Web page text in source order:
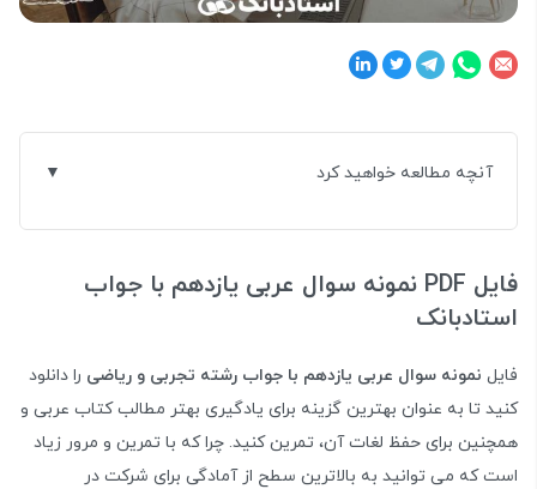
آنچه مطالعه خواهید کرد
فایل PDF نمونه سوال عربی یازدهم با جواب
استادبانک
فایل نمونه سوال عربی یازدهم با جواب رشته تجربی و ریاضی را دانلود
کنید تا به عنوان بهترین گزینه برای یادگیری بهتر مطالب کتاب عربی و
همچنین برای حفظ لغات آن، تمرین کنید. چرا که با تمرین و مرور زیاد
است که می توانید به بالاترین سطح از آمادگی برای شرکت در